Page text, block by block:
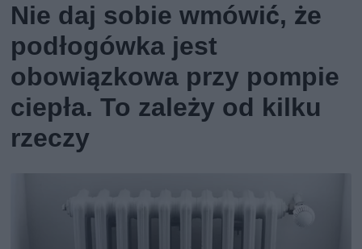
Nie daj sobie wmówić, że
podłogówka jest
obowiązkowa przy pompie
ciepła. To zależy od kilku
rzeczy